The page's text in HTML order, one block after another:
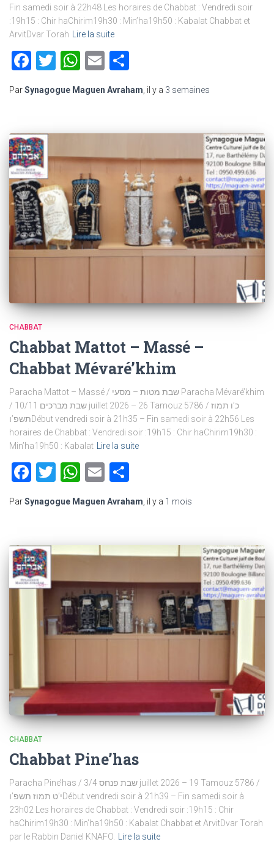
Fin samedi soir à 22h48 Les horaires de Chabbat : Vendredi soir
:19h15 : Chir haChirim19h30 : Min’ha19h50 : Kabalat Chabbat et
ArvitDvar Torah
Lire la suite
Facebook
Twitter
WhatsApp
Email
ParSynagogue Maguen Avraham , il y a 3 semaines
CHABBAT
Chabbat Mattot – Massé –
Chabbat Mévaré’khim
Paracha Mattot – Massé / שבת מטות – מסעי Paracha Mévaré’khim
/ שבת מברכים 10/11 juillet 2026 – 26 Tamouz 5786 / כ’ו תמוז
תשפ’וDébut vendredi soir à 21h35 – Fin samedi soir à 22h56 Les
horaires de Chabbat : Vendredi soir :19h15 : Chir haChirim19h30 :
Min’ha19h50 : Kabalat Lire la suite
Facebook
Twitter
WhatsApp
Email
ParSynagogue Maguen Avraham, il y a 1 mois
CHABBAT
Chabbat Pine’has
Paracha Pine’has / שבת פנחס 3/4 juillet 2026 – 19 Tamouz 5786 /
י’ט תמוז תשפ’וDébut vendredi soir à 21h39 – Fin samedi soir à
23h02 Les horaires de Chabbat : Vendredi soir :19h15 : Chir
haChirim19h30 : Min’ha19h50 : Kabalat Chabbat et ArvitDvar Torah
par le Rabbin Daniel KNAFO.
Lire la suite